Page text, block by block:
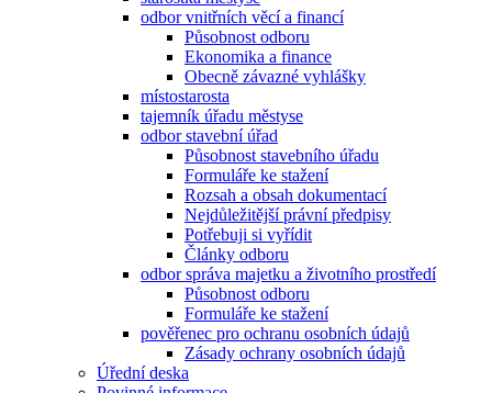
odbor vnitřních věcí a financí
Působnost odboru
Ekonomika a finance
Obecně závazné vyhlášky
místostarosta
tajemník úřadu městyse
odbor stavební úřad
Působnost stavebního úřadu
Formuláře ke stažení
Rozsah a obsah dokumentací
Nejdůležitější právní předpisy
Potřebuji si vyřídit
Články odboru
odbor správa majetku a životního prostředí
Působnost odboru
Formuláře ke stažení
pověřenec pro ochranu osobních údajů
Zásady ochrany osobních údajů
Úřední deska